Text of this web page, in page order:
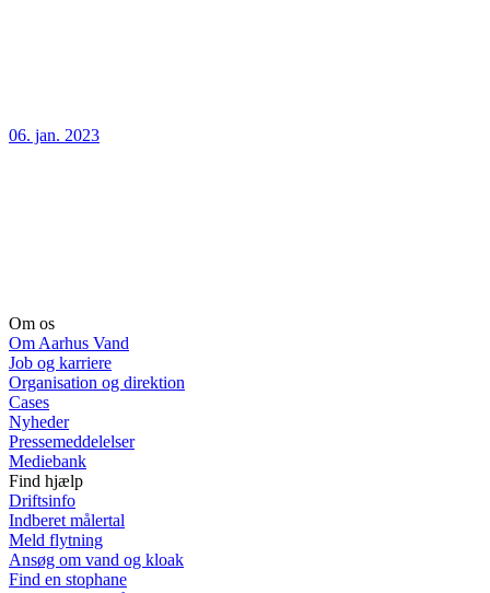
06. jan. 2023
Om os
Om Aarhus Vand
Job og karriere
Organisation og direktion
Cases
Nyheder
Pressemeddelelser
Mediebank
Find hjælp
Driftsinfo
Indberet målertal
Meld flytning
Ansøg om vand og kloak
Find en stophane